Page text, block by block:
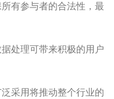
有参与者的合法性，最
处理可带来积极的用户
采用将推动整个行业的